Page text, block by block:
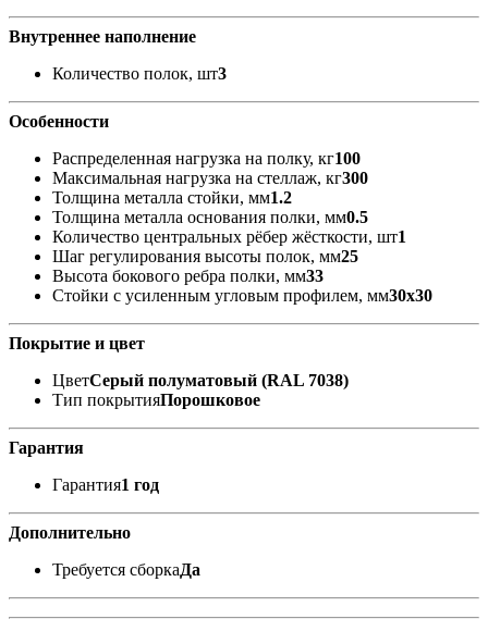
Внутреннее наполнение
Количество полок, шт3
Особенности
Распределенная нагрузка на полку, кг100
Максимальная нагрузка на стеллаж, кг300
Толщина металла стойки, мм1.2
Толщина металла основания полки, мм0.5
Количество центральных рёбер жёсткости, шт1
Шаг регулирования высоты полок, мм25
Высота бокового ребра полки, мм33
Стойки с усиленным угловым профилем, мм30x30
Покрытие и цвет
ЦветСерый полуматовый (RAL 7038)
Тип покрытияПорошковое
Гарантия
Гарантия1 год
Дополнительно
Требуется сборкаДа